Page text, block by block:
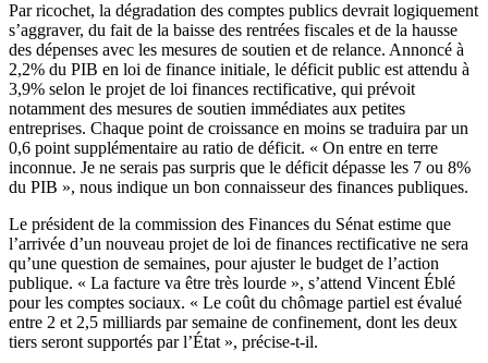
Par ricochet, la dégradation des comptes publics devrait logiquement
s’aggraver, du fait de la baisse des rentrées fiscales et de la hausse
des dépenses avec les mesures de soutien et de relance. Annoncé à
2,2% du PIB en loi de finance initiale, le déficit public est attendu à
3,9% selon le projet de loi finances rectificative, qui prévoit
notamment des mesures de soutien immédiates aux petites
entreprises. Chaque point de croissance en moins se traduira par un
0,6 point supplémentaire au ratio de déficit. « On entre en terre
inconnue. Je ne serais pas surpris que le déficit dépasse les 7 ou 8%
du PIB », nous indique un bon connaisseur des finances publiques.
Le président de la commission des Finances du Sénat estime que
l’arrivée d’un nouveau projet de loi de finances rectificative ne sera
qu’une question de semaines, pour ajuster le budget de l’action
publique. « La facture va être très lourde », s’attend Vincent Éblé
pour les comptes sociaux. « Le coût du chômage partiel est évalué
entre 2 et 2,5 milliards par semaine de confinement, dont les deux
tiers seront supportés par l’État », précise-t-il.